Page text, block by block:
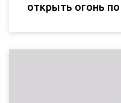
открыть огонь